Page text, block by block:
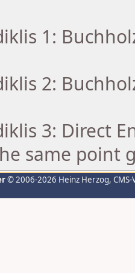
1:
2:
3: Direct
same point
© 2006-2026 Heinz Herzog,